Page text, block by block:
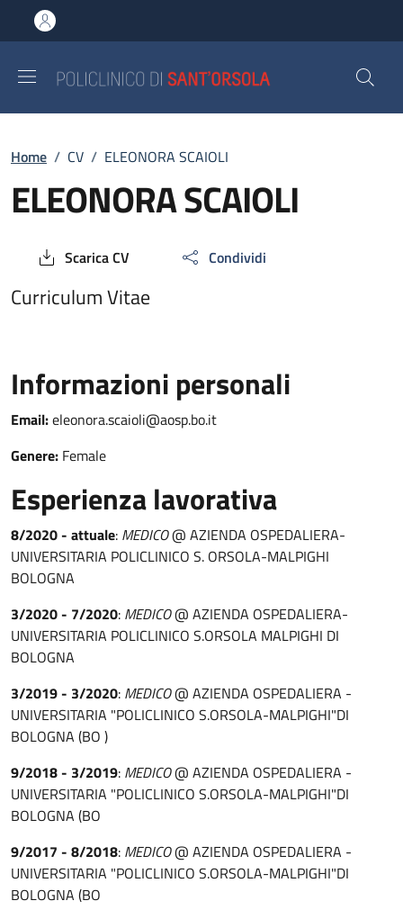
al contenuto principale
to footer content
Breadcrumb
Home / CV / ELEONORA SCAIOLI
ELEONORA SCAIOLI
Scarica CV Condividi
Curriculum Vitae
Informazioni personali
Email:eleonora.scaioli@aosp.bo.it
Genere: Female
Esperienza lavorativa
8/2020 - attuale: MEDICO@ AZIENDA OSPEDALIERA-
UNIVERSITARIA POLICLINICO S. ORSOLA-MALPIGHI
BOLOGNA
3/2020 - 7/2020: MEDICO@ AZIENDA OSPEDALIERA-
UNIVERSITARIA POLICLINICO S.ORSOLA MALPIGHI DI
BOLOGNA
3/2019 - 3/2020: MEDICO@ AZIENDA OSPEDALIERA -
UNIVERSITARIA "POLICLINICO S.ORSOLA-MALPIGHI"DI
BOLOGNA (BO )
9/2018 - 3/2019: MEDICO@ AZIENDA OSPEDALIERA -
UNIVERSITARIA "POLICLINICO S.ORSOLA-MALPIGHI"DI
BOLOGNA (BO
9/2017 - 8/2018: MEDICO@ AZIENDA OSPEDALIERA -
UNIVERSITARIA "POLICLINICO S.ORSOLA-MALPIGHI"DI
BOLOGNA (BO